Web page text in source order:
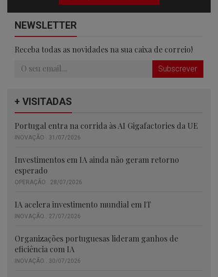
NEWSLETTER
Receba todas as novidades na sua caixa de correio!
Subscrever
+ VISITADAS
Portugal entra na corrida às AI Gigafactories da UE
INOVAÇÃO . 31/07/2026
Investimentos em IA ainda não geram retorno
esperado
OPERAÇÃO . 28/07/2026
IA acelera investimento mundial em IT
INOVAÇÃO . 27/07/2026
Organizações portuguesas lideram ganhos de
eficiência com IA
INOVAÇÃO . 30/07/2026